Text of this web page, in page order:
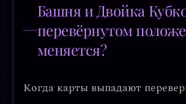
Башня и Двойка
перевёрнутом
меняется?
Когда карты выпадают